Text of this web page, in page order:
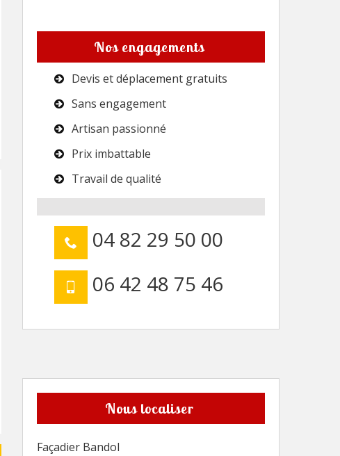
Nos engagements
Devis et déplacement gratuits
Sans engagement
Artisan passionné
Prix imbattable
Travail de qualité
04 82 29 50 00
06 42 48 75 46
Nous localiser
Façadier Bandol